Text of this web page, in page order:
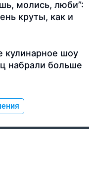
молись, люби”:
круты, как и
кулинарное шоу
набрали больше